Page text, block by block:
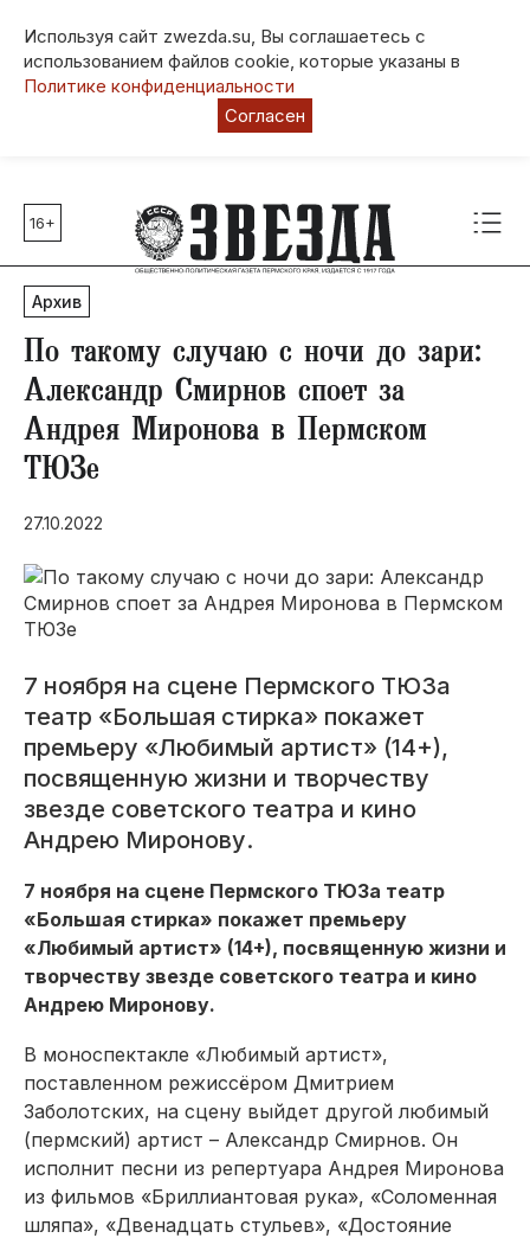
Используя сайт zwezda.su, Вы соглашаетесь с
использованием файлов cookie, которые указаны в
Политике конфиденциальности
Согласен
Главные темы
80 лет Победы
Молодежная столица РФ
СВО
Выборы в Пермском крае
Социальная поддержка
Инфраструктура
Благоустройство
16+
Архив
По такому случаю с ночи до зари:
Александр Смирнов споет за
Андрея Миронова в Пермском
ТЮЗе
27.10.2022
7 ноября на сцене Пермского ТЮЗа
театр «Большая стирка» покажет
премьеру «Любимый артист» (14+),
посвященную жизни и творчеству
звезде советского театра и кино
Андрею Миронову.
7 ноября на сцене Пермского ТЮЗа театр
«Большая стирка» покажет премьеру
«Любимый артист» (14+), посвященную жизни и
творчеству звезде советского театра и кино
Андрею Миронову.
В моноспектакле «Любимый артист»,
поставленном режиссёром Дмитрием
Заболотских, на сцену выйдет другой любимый
(пермский) артист – Александр Смирнов. Он
исполнит песни из репертуара Андрея Миронова
из фильмов «Бриллиантовая рука», «Соломенная
шляпа», «Двенадцать стульев», «Достояние